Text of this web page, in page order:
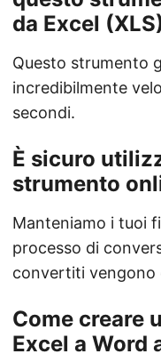
da Excel
Questo strumento
incredibilmente
secondi.
È sicuro
strumento
Manteniamo i tuoi
processo di
convertiti vengono
Come creare
Excel a Word